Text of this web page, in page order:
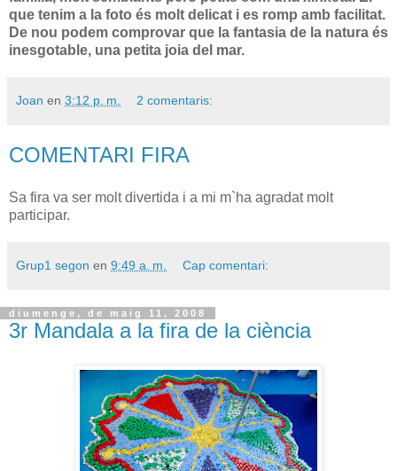
que tenim a la foto és molt delicat i es romp amb facilitat.
De nou podem comprovar que la fantasia de la natura és
inesgotable, una petita joia del mar.
Joan en 3:12 p. m. 2 comentaris:
COMENTARI FIRA
Sa fira va ser molt divertida i a mi m`ha agradat molt
participar.
Grup1 segon en 9:49 a. m. Cap comentari:
diumenge, de maig 11, 2008
3r Mandala a la fira de la ciència